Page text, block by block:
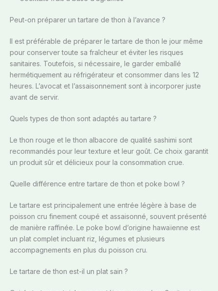
Peut-on préparer un tartare de thon à l’avance ?
Il est préférable de préparer le tartare de thon le jour même
pour conserver toute sa fraîcheur et éviter les risques
sanitaires. Toutefois, si nécessaire, le garder emballé
hermétiquement au réfrigérateur et consommer dans les 12
heures. L’avocat et l’assaisonnement sont à incorporer juste
avant de servir.
Quels types de thon sont adaptés au tartare ?
Le thon rouge et le thon albacore de qualité sashimi sont
recommandés pour leur texture et leur goût. Ce choix garantit
un produit sûr et délicieux pour la consommation crue.
Quelle différence entre tartare de thon et poke bowl ?
Le tartare est principalement une entrée légère à base de
poisson cru finement coupé et assaisonné, souvent présenté
de manière raffinée. Le poke bowl d’origine hawaïenne est
un plat complet incluant riz, légumes et plusieurs
accompagnements en plus du poisson cru.
Le tartare de thon est-il un plat sain ?